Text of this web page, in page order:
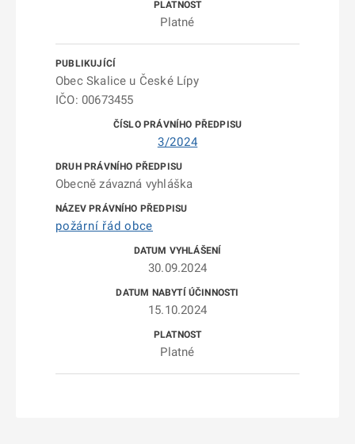
Platné
Obec Skalice u České Lípy
IČO: 00673455
3/2024
Obecně závazná vyhláška
požární řád obce
30.09.2024
15.10.2024
Platné